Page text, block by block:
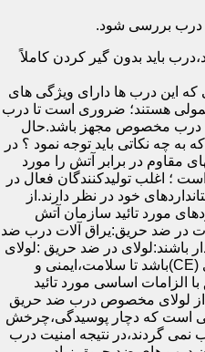
باید بدون گیر کردن کاملاً
این درب ها دارای ویژگی های
هستند؛ ضروری است تا درب
درب مخصوص مجهز باشد.حال
به چه نکاتی باید توجه نمود ؟ در
مقاوم در برابر آتش را مورد
؛ اغلب تولیدکنندگان فعال در
خود در نظر دارند.از
مورد تائید سازمان آتش
در ضد حریق:یراق آلات درب ضد
باشند:لولای در ضد حریق :لولای
این درب ها باید دارای نشان سی ای (CE)باشد تا سلامت،ایمنی و
اساسی مورد تائید
از لولای مخصوص درب ضد حریق
است که دچار پوسیدگی،چرخش
نمی گردند،در نتیجه امنیت درب